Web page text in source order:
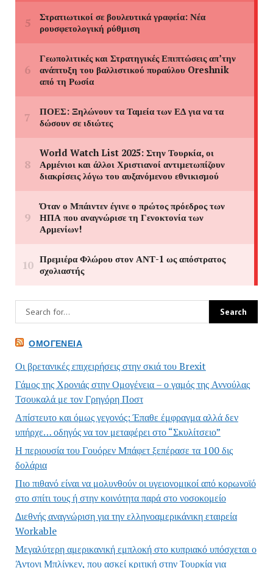
ΟΜΟΓΈΝΕΙΑ
Οι βρετανικές επιχειρήσεις στην σκιά του Brexit
Γάμος της Χρονιάς στην Ομογένεια – ο γαμός της Αννούλας
Τσουκαλά με τον Γρηγόρη Ποστ
Απίστευτο και όμως γεγονός: Έπαθε έμφραγμα αλλά δεν
υπήρχε… οδηγός να τον μεταφέρει στο “Σκυλίτσειο”
Η περιουσία του Γουόρεν Μπάφετ ξεπέρασε τα 100 δις
δολάρια
Πιο πιθανό είναι να μολυνθούν οι υγειονομικοί από κορωνοϊό
στο σπίτι τους ή στην κοινότητα παρά στο νοσοκομείο
Διεθνής αναγνώριση για την ελληνοαμερικάνικη εταιρεία
Workable
Μεγαλύτερη αμερικανική εμπλοκή στο κυπριακό υπόσχεται ο
Άντονι Μπλίνκεν, που ασκεί κριτική στην Τουρκία για